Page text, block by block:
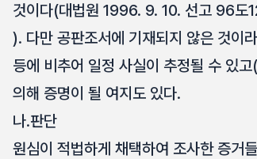
것이다(대법원 1996. 9. 10. 선고 96도
). 다만 공판조서에 기재되지 않은 것이
등에 비추어 일정 사실이 추정될 수 있
의해 증명이 될 여지도 있다.
나.판단
원심이 적법하게 채택하여 조사한 증거